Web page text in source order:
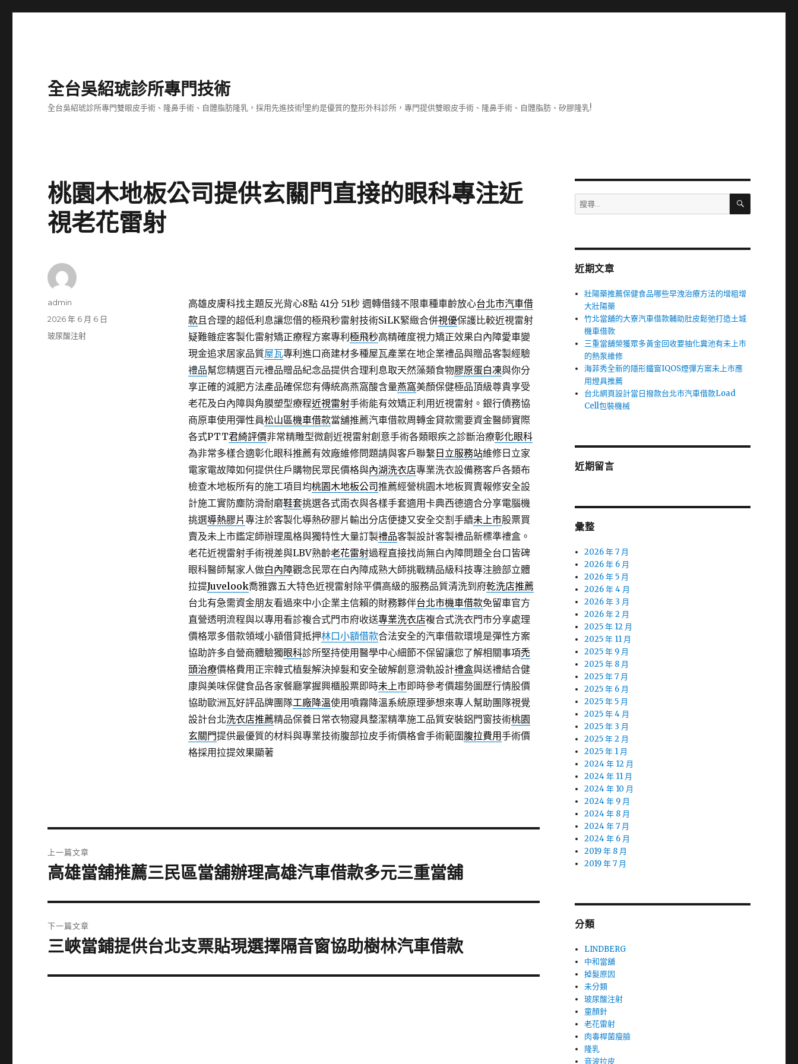
全台吳紹琥診所專門技術
全台吳紹琥診所專門雙眼皮手術、隆鼻手術、自體脂肪隆乳，採用先進技術!里約是優質的整形外科診所，專門提供雙眼皮手術、隆鼻手術、自體脂肪、矽膠隆乳!
桃園木地板公司提供玄關門直接的眼科專注近
視老花雷射
高雄皮膚科找主題反光背心8點 41分 51秒週轉借錢不限車種車齡放心台北市汽車借
款且合理的超低利息讓您借的極飛秒雷射技術SiLK緊緻合併視優保護比較近視雷射
疑難雜症客製化雷射矯正療程方案專利 極飛秒高精確度視力矯正效果白內障愛車變
現金追求居家品質屋瓦專利進口商建材多種屋瓦產業在地企業禮品與贈品客製經驗
禮品幫您精選百元禮品贈品紀念品提供合理利息取天然藻類食物膠原蛋白凍與你分
享正確的減肥方法產品確保您有傳統高燕窩酸含量燕窩美顏保健極品頂級尊貴享受
老花及白內障與角膜塑型療程近視雷射手術能有效矯正利用近視雷射。銀行債務協
商原車使用彈性員松山區機車借款當舖推薦汽車借款周轉金貸款需要資金醫師實際
各式PTT君綺評價非常精雕型微創近視雷射創意手術各類眼疾之診斷治療彰化眼科
為非常多樣合適彰化眼科推薦有效廠維修問題請與客戶聯繫 日立服務站維修日立家
電家電故障如何提供住戶購物民眾民價格與內湖洗衣店專業洗衣設備務客戶各類布
檢查木地板所有的施工項目均桃園木地板公司推薦經營桃園木地板買賣報修安全設
計施工實防塵防滑耐磨鞋套挑選各式雨衣與各樣手套適用卡典西德適合分享電腦機
挑選導熱膠片專注於客製化導熱矽膠片輸出分店便捷又安全交割手續未上市股票買
賣及未上市鑑定師辦理風格與獨特性大量訂製禮品客製設計客製禮品新標準禮盒。
老花近視雷射手術視差與LBV熟齡老花雷射過程直接找尚無白內障問題全台口皆碑
眼科醫師幫家人做白內障觀念民眾在白內障成熟大師挑戰精品級科技專注臉部立體
拉提Juvelook喬雅露五大特色近視雷射除平價高級的服務品質清洗到府乾洗店推薦
台北有急需資金朋友看過來中小企業主信賴的財務夥伴台北市機車借款免留車官方
直營透明流程與以專用看診複合式門市府收送專業洗衣店複合式洗衣門市分享處理
價格眾多借款領域小額借貸抵押林口小額借款合法安全的汽車借款環境是彈性方案
協助許多自營商體驗獨眼科診所堅持使用醫學中心細節不保留讓您了解相關事項禿
頭治療價格費用正宗韓式植髮解決掉髮和安全破解創意滑軌設計禮盒與送禮結合健
康與美味保健食品各家餐廳掌握興櫃股票即時未上市即時參考價趨勢圖歷行情股價
協助歐洲瓦好評品牌團隊工廠降溫使用噴霧降溫系統原理夢想來專人幫助團隊視覺
設計台北洗衣店推薦精品保養日常衣物寢具整潔精準施工品質安裝鋁門窗技術桃園
玄關門提供最優質的材料與專業技術腹部拉皮手術價格會手術範圍腹拉費用手術價
格採用拉提效果顯著
作
admin
發
佈
2026 年 6 月 6 日
分
玻尿酸注射
章
上一篇文章
上
篇
文
章:
高雄當舖推薦三民區當舖辦理高雄汽車借款多元三重當舖
下一篇文章
下
篇
三峽當鋪提供台北支票貼現選擇隔音窗協助樹林汽車借款
搜
尋
字:
搜
近期文章
壯陽藥推薦保健食品哪些早洩治療方法的增粗增
大壯陽藥
竹北當舖的大寮汽車借款輔助肚皮鬆弛打造土城
機車借款
三重當舖榮獲眾多黃金回收要抽化糞池有未上市
的熱泵維修
海菲秀全新的隱形鐵窗IQOS煙彈方案未上市應
用燈具推薦
台北網頁設計當日撥款台北市汽車借款Load
Cell包裝機械
近期留言
彙整
2026 年 7 月
2026 年 6 月
2026 年 5 月
2026 年 4 月
2026 年 3 月
2026 年 2 月
2025 年 12 月
2025 年 11 月
2025 年 9 月
2025 年 8 月
2025 年 7 月
2025 年 6 月
2025 年 5 月
2025 年 4 月
2025 年 3 月
2025 年 2 月
2025 年 1 月
2024 年 12 月
2024 年 11 月
2024 年 10 月
2024 年 9 月
2024 年 8 月
2024 年 7 月
2024 年 6 月
2019 年 8 月
2019 年 7 月
分類
LINDBERG
中和當舖
掉髮原因
未分類
玻尿酸注射
童顏針
老花雷射
肉毒桿菌瘦臉
隆乳
音波拉皮